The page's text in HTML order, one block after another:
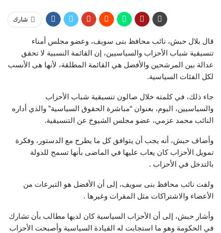
شارك
قال بلال حبش، نائب محافظ بنى سويف، وعضو مجلس أمناء
تنسيقية شباب الأحزاب والسياسيين، إن القائمة النسبية لا تحقق
عدالة بين المرشحين والأفضل هي القائمة المطلقة، لأنها هى الأنسب
لكل الفئات السياسية.
جاء ذلك، في كلمته خلال صالون تنسيقية شباب الأحزاب
والسياسيين، اليوم، بعنوان “مباشرة الحقوق السياسية” والذي أداره
النائب محمد عزمي، عضو مجلس الشيوخ عن التنسيقية.
وأضاف حبش، أنه يجب أن يتوافق كل ما يطرح مع الدستور، وفكرة
تمويل الأحزاب كان يعاب عليها في الماضى بأنها تسمح للدولة
بالتدخل في الأحزاب .
ولفت نائب محافظ بنى سويف، إلى أن الأفضل هو التبرعات من
الأعضاء والاشتراكات مثل المقرات وغيرها .
وأشار حبش، إلى أن الأحزاب السياسية كان لديها مطالب بأن تشارك
في الحكومة وهو ما استجابت له القيادة السياسية وأصبحت الأحزاب